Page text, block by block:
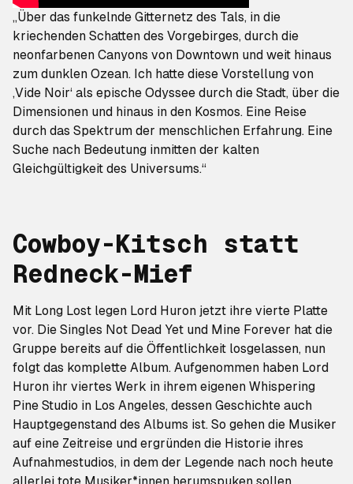
„Über das funkelnde Gitternetz des Tals, in die
kriechenden Schatten des Vorgebirges, durch die
neonfarbenen Canyons von Downtown und weit hinaus
zum dunklen Ozean. Ich hatte diese Vorstellung von
‚Vide Noir‘ als epische Odyssee durch die Stadt, über die
Dimensionen und hinaus in den Kosmos. Eine Reise
durch das Spektrum der menschlichen Erfahrung. Eine
Suche nach Bedeutung inmitten der kalten
Gleichgültigkeit des Universums.“
Cowboy-Kitsch statt
Redneck-Mief
Mit Long Lost legen Lord Huron jetzt ihre vierte Platte
vor. Die Singles Not Dead Yet und Mine Forever hat die
Gruppe bereits auf die Öffentlichkeit losgelassen, nun
folgt das komplette Album. Aufgenommen haben Lord
Huron ihr viertes Werk in ihrem eigenen Whispering
Pine Studio in Los Angeles, dessen Geschichte auch
Hauptgegenstand des Albums ist. So gehen die Musiker
auf eine Zeitreise und ergründen die Historie ihres
Aufnahmestudios, in dem der Legende nach noch heute